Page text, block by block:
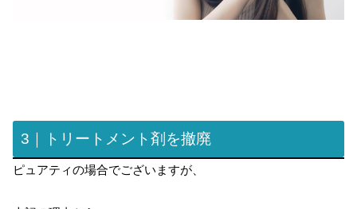
3｜トリートメント剤を撤廃
ピュアティの場合でございますが、